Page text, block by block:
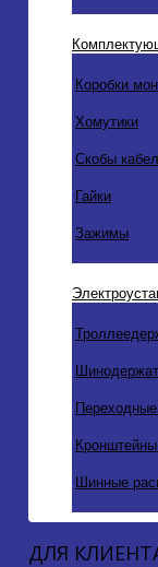
Коробки
Хомутики
Скобы
Гайки
Зажимы
Шинные
ДЛЯ